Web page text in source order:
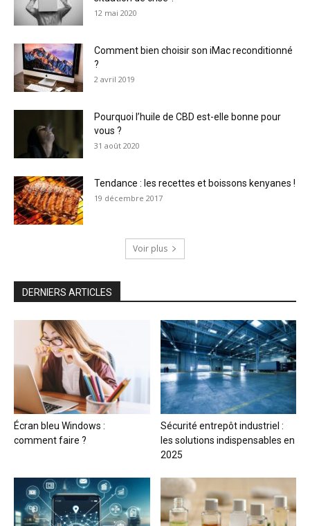
12 mai 2020
Comment bien choisir son iMac reconditionné
?
2 avril 2019
Pourquoi l’huile de CBD est-elle bonne pour
vous ?
31 août 2020
Tendance : les recettes et boissons kenyanes !
19 décembre 2017
Voir plus
DERNIERS ARTICLES
Écran bleu Windows :
comment faire ?
Sécurité entrepôt industriel :
les solutions indispensables en
2025